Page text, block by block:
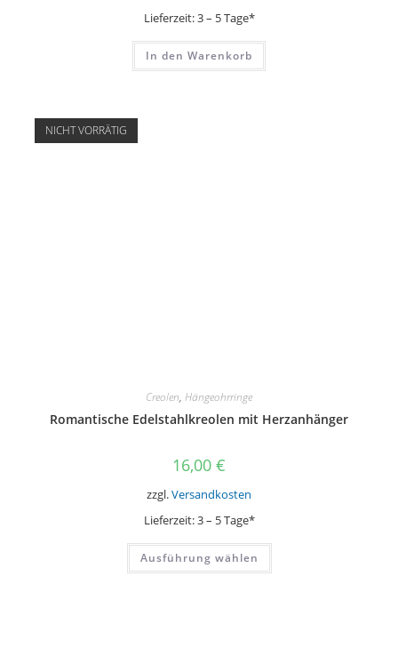
Lieferzeit:3 – 5 Tage*
In den Warenkorb
NICHT VORRÄTIG
Creolen, Hängeohrringe
Romantische Edelstahlkreolen mit Herzanhänger
16,00 €
zzgl.Versandkosten
Lieferzeit:3 – 5 Tage*
Ausführung wählen
Dieses
weist